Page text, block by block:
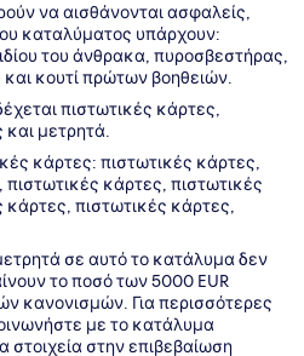
να αισθάνονται ασφαλείς,
καταλύματος υπάρχουν:
του άνθρακα, πυροσβεστήρας,
κουτί πρώτων βοηθειών.
πιστωτικές κάρτες,
μετρητά.
κάρτες: πιστωτικές κάρτες,
κάρτες, πιστωτικές
κάρτες, πιστωτικές κάρτες,
σε αυτό το κατάλυμα δεν
το ποσό των 5000 EUR
κανονισμών. Για περισσότερες
με το κατάλυμα
στοιχεία στην επιβεβαίωση